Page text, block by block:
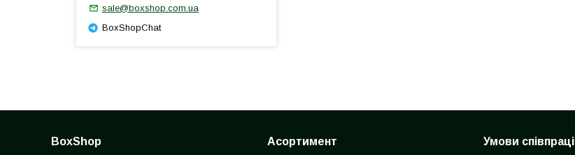
sale@boxshop.com.ua
BoxShopChat
BoxShop Асортимент Умови співпраці